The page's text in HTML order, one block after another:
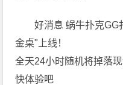
好消息 蜗牛扑克GG
金桌"上线！
全天24小时随机将掉落
快体验吧